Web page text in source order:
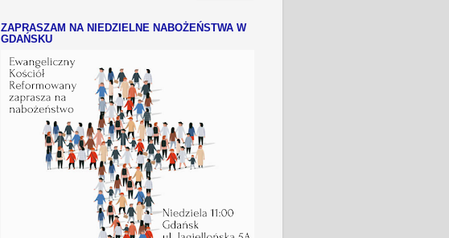
ZAPRASZAM NA NIEDZIELNE NABOŻEŃSTWA W
GDAŃSKU